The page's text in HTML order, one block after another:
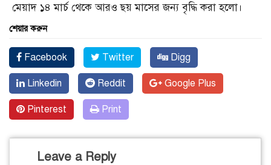
মেয়াদ ১৪ মার্চ থেকে আরও ছয় মাসের জন্য বৃদ্ধি করা হলো।
শেয়ার করুন
Facebook Twitter Digg
Linkedin Reddit Google Plus
Pinterest Print
Leave a Reply